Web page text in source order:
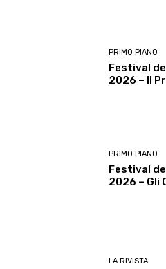
PRIMO PIANO
Festival
2026 – Il
PRIMO PIANO
Festival
2026 – Gli
LA RIVISTA